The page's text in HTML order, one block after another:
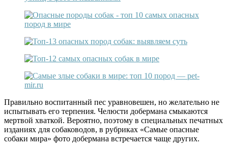
Правильно воспитанный пес уравновешен, но желательно не
испытывать его терпения. Челюсти добермана смыкаются
мертвой хваткой. Вероятно, поэтому в специальных печатных
изданиях для собаководов, в рубриках «Самые опасные
собаки мира» фото добермана встречается чаще других.